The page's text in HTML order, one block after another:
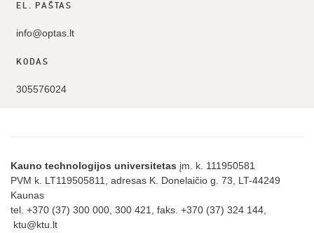
EL. PAŠTAS
info@optas.lt
KODAS
305576024
Kauno technologijos universitetas įm. k. 111950581
PVM k. LT119505811, adresas K. Donelaičio g. 73, LT-44249
Kaunas
tel. +370 (37) 300 000, 300 421, faks. +370 (37) 324 144,
ktu@ktu.lt